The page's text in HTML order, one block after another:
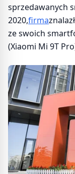
sprzedawanych
2020,firma
ze swoich
(Xiaomi Mi 9T